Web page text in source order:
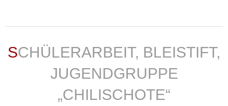
SCHÜLERARBEIT, BLEISTIFT,
JUGENDGRUPPE
„CHILISCHOTE“